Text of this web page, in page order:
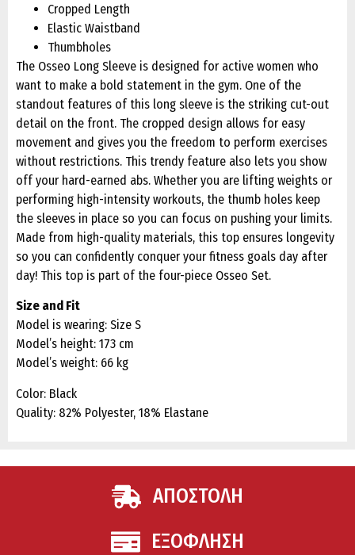
Cropped Length
Elastic Waistband
Thumbholes
The Osseo Long Sleeve is designed for active women who
want to make a bold statement in the gym. One of the
standout features of this long sleeve is the striking cut-out
detail on the front. The cropped design allows for easy
movement and gives you the freedom to perform exercises
without restrictions. This trendy feature also lets you show
off your hard-earned abs. Whether you are lifting weights or
performing high-intensity workouts, the thumb holes keep
the sleeves in place so you can focus on pushing your limits.
Made from high-quality materials, this top ensures longevity
so you can confidently conquer your fitness goals day after
day! This top is part of the four-piece Osseo Set.
Size and Fit
Model is wearing: Size S
Model’s height: 173 cm
Model’s weight: 66 kg
Color: Black
Quality: 82% Polyester, 18% Elastane
ΑΠΟΣΤΟΛΗ
ΕΞΟΦΛΗΣΗ